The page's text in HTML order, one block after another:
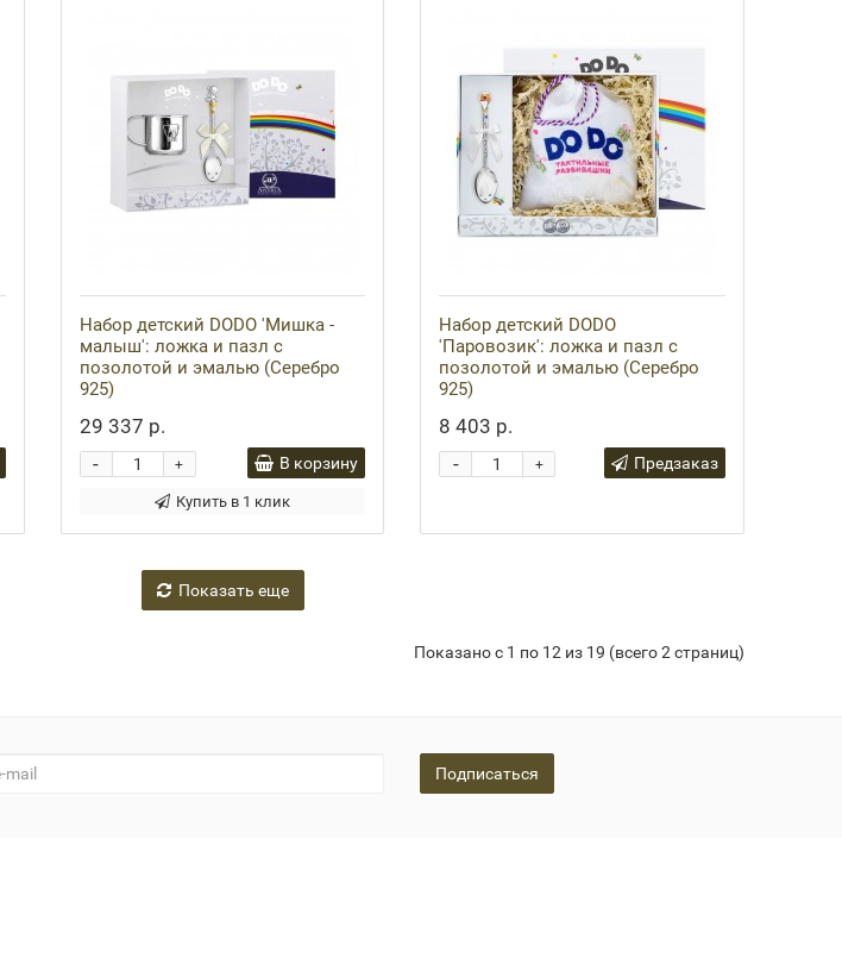
Набор детский DODO 'Мишка -
малыш': ложка и пазл с
позолотой и эмалью (Серебро
925)
29 337 р.
+
- В корзину
Купить в 1 клик
Набор детский DODO
'Паровозик': ложка и пазл с
позолотой и эмалью (Серебро
925)
8 403 р.
+
- Предзаказ
Показать еще
Показано с 1 по 12 из 19 (всего 2 страниц)
Подписаться